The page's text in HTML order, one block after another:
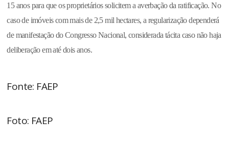
15 anos para que os proprietários solicitem a averbação da ratificação. No
caso de imóveis com mais de 2,5 mil hectares, a regularização dependerá
de manifestação do Congresso Nacional, considerada tácita caso não haja
deliberação em até dois anos.
Fonte: FAEP
Foto: FAEP